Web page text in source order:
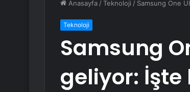
Anasayfa /Teknoloji / Samsung One
Teknoloji
Samsung
geliyor: